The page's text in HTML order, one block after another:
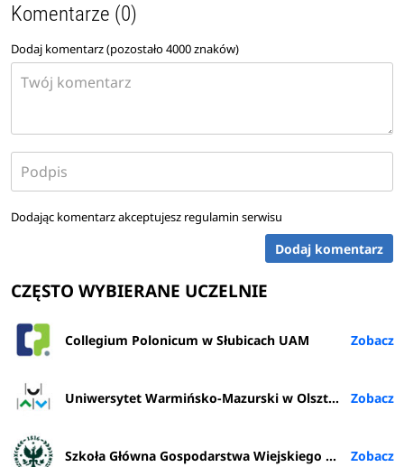
Komentarze (0)
Dodaj komentarz (pozostało4000znaków)
Dodając komentarz akceptujesz regulamin serwisu
Dodaj komentarz
CZĘSTO WYBIERANE UCZELNIE
Collegium Polonicum w Słubicach UAM
Uniwersytet Warmińsko-Mazurski w Olsztynie
Szkoła Główna Gospodarstwa Wiejskiego w Warszawie